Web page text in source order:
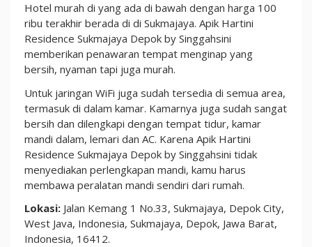
Hotel murah di yang ada di bawah dengan harga 100
ribu terakhir berada di di Sukmajaya. Apik Hartini
Residence Sukmajaya Depok by Singgahsini
memberikan penawaran tempat menginap yang
bersih, nyaman tapi juga murah.
Untuk jaringan WiFi juga sudah tersedia di semua area,
termasuk di dalam kamar. Kamarnya juga sudah sangat
bersih dan dilengkapi dengan tempat tidur, kamar
mandi dalam, lemari dan AC. Karena Apik Hartini
Residence Sukmajaya Depok by Singgahsini tidak
menyediakan perlengkapan mandi, kamu harus
membawa peralatan mandi sendiri dari rumah.
Lokasi: Jalan Kemang 1 No.33, Sukmajaya, Depok City,
West Java, Indonesia, Sukmajaya, Depok, Jawa Barat,
Indonesia, 16412.